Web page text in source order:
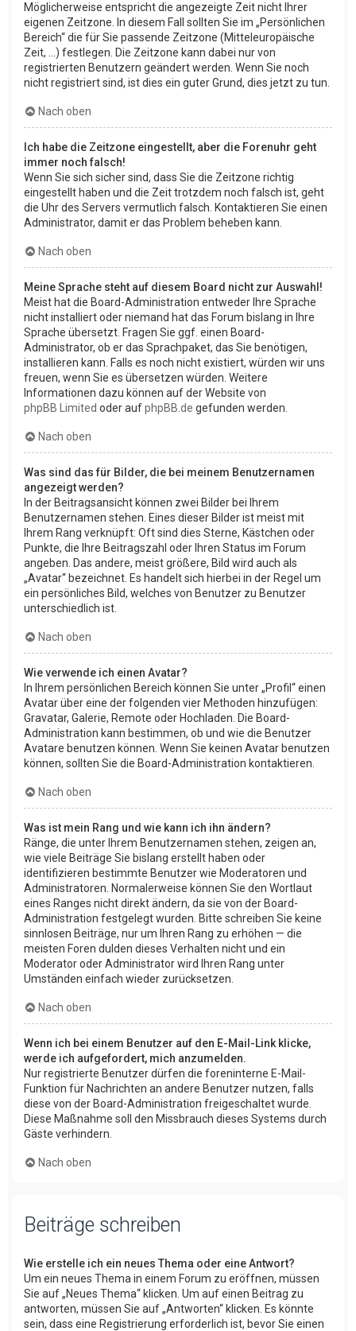
Möglicherweise entspricht die angezeigte Zeit nicht Ihrer
eigenen Zeitzone. In diesem Fall sollten Sie im „Persönlichen
Bereich“ die für Sie passende Zeitzone (Mitteleuropäische
Zeit, ...) festlegen. Die Zeitzone kann dabei nur von
registrierten Benutzern geändert werden. Wenn Sie noch
nicht registriert sind, ist dies ein guter Grund, dies jetzt zu tun.
Nach oben
Ich habe die Zeitzone eingestellt, aber die Forenuhr geht
immer noch falsch!
Wenn Sie sich sicher sind, dass Sie die Zeitzone richtig
eingestellt haben und die Zeit trotzdem noch falsch ist, geht
die Uhr des Servers vermutlich falsch. Kontaktieren Sie einen
Administrator, damit er das Problem beheben kann.
Nach oben
Meine Sprache steht auf diesem Board nicht zur Auswahl!
Meist hat die Board-Administration entweder Ihre Sprache
nicht installiert oder niemand hat das Forum bislang in Ihre
Sprache übersetzt. Fragen Sie ggf. einen Board-
Administrator, ob er das Sprachpaket, das Sie benötigen,
installieren kann. Falls es noch nicht existiert, würden wir uns
freuen, wenn Sie es übersetzen würden. Weitere
Informationen dazu können auf der Website von
phpBB Limited oder aufphpBB.de gefunden werden.
Nach oben
Was sind das für Bilder, die bei meinem Benutzernamen
angezeigt werden?
In der Beitragsansicht können zwei Bilder bei Ihrem
Benutzernamen stehen. Eines dieser Bilder ist meist mit
Ihrem Rang verknüpft: Oft sind dies Sterne, Kästchen oder
Punkte, die Ihre Beitragszahl oder Ihren Status im Forum
angeben. Das andere, meist größere, Bild wird auch als
„Avatar“ bezeichnet. Es handelt sich hierbei in der Regel um
ein persönliches Bild, welches von Benutzer zu Benutzer
unterschiedlich ist.
Nach oben
Wie verwende ich einen Avatar?
In Ihrem persönlichen Bereich können Sie unter „Profil“ einen
Avatar über eine der folgenden vier Methoden hinzufügen:
Gravatar, Galerie, Remote oder Hochladen. Die Board-
Administration kann bestimmen, ob und wie die Benutzer
Avatare benutzen können. Wenn Sie keinen Avatar benutzen
können, sollten Sie die Board-Administration kontaktieren.
Nach oben
Was ist mein Rang und wie kann ich ihn ändern?
Ränge, die unter Ihrem Benutzernamen stehen, zeigen an,
wie viele Beiträge Sie bislang erstellt haben oder
identifizieren bestimmte Benutzer wie Moderatoren und
Administratoren. Normalerweise können Sie den Wortlaut
eines Ranges nicht direkt ändern, da sie von der Board-
Administration festgelegt wurden. Bitte schreiben Sie keine
sinnlosen Beiträge, nur um Ihren Rang zu erhöhen — die
meisten Foren dulden dieses Verhalten nicht und ein
Moderator oder Administrator wird Ihren Rang unter
Umständen einfach wieder zurücksetzen.
Nach oben
Wenn ich bei einem Benutzer auf den E-Mail-Link klicke,
werde ich aufgefordert, mich anzumelden.
Nur registrierte Benutzer dürfen die foreninterne E-Mail-
Funktion für Nachrichten an andere Benutzer nutzen, falls
diese von der Board-Administration freigeschaltet wurde.
Diese Maßnahme soll den Missbrauch dieses Systems durch
Gäste verhindern.
Nach oben
Beiträge schreiben
Wie erstelle ich ein neues Thema oder eine Antwort?
Um ein neues Thema in einem Forum zu eröffnen, müssen
Sie auf „Neues Thema“ klicken. Um auf einen Beitrag zu
antworten, müssen Sie auf „Antworten“ klicken. Es könnte
sein, dass eine Registrierung erforderlich ist, bevor Sie einen